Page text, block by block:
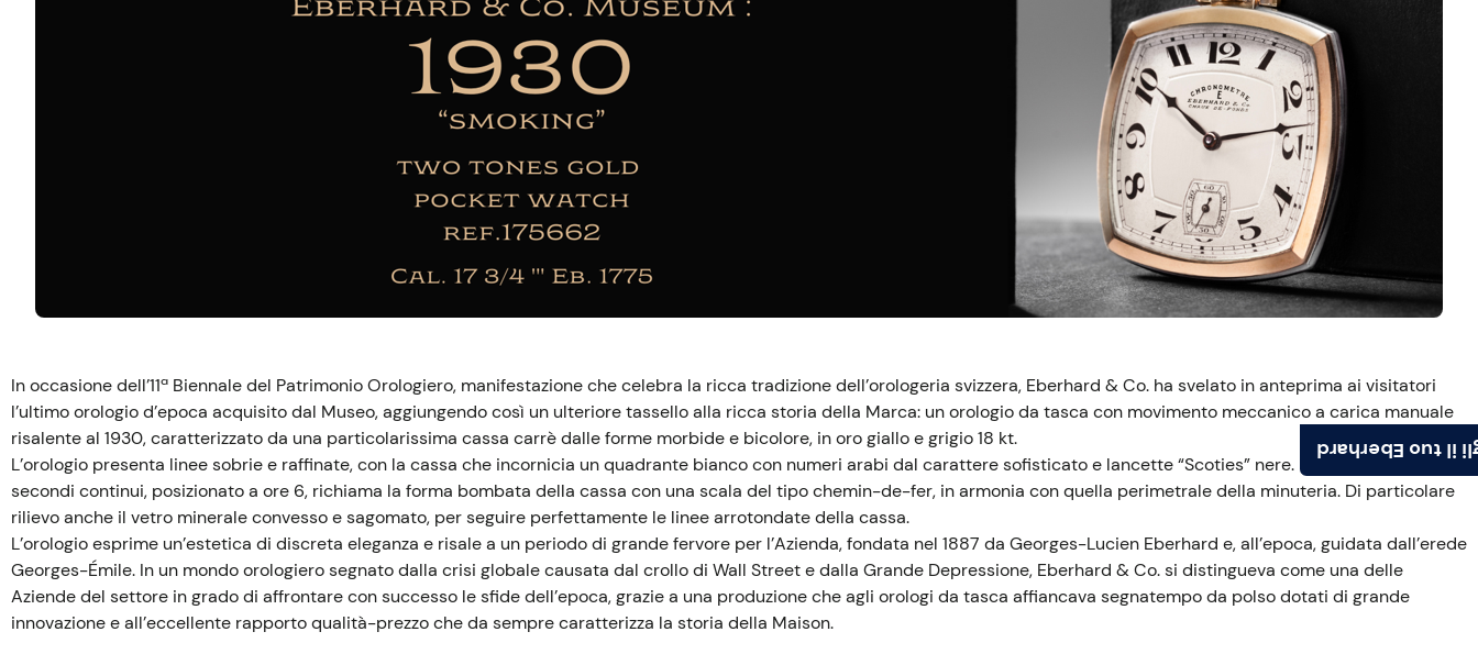
Scegli il tuo
In occasione dell’11ª Biennale del Patrimonio Orologiero, manifestazione che celebra la ricca tradizione dell’orologeria svizzera, Eberhard & Co. ha svelato in anteprima ai visitatori
l’ultimo orologio d’epoca acquisito dal Museo, aggiungendo così un ulteriore tassello alla ricca storia della Marca: un orologio da tasca con movimento meccanico a carica manuale
risalente al 1930, caratterizzato da una particolarissima cassa carrè dalle forme morbide e bicolore, in oro giallo e grigio 18 kt.
L’orologio presenta linee sobrie e raffinate, con la cassa che incornicia un quadrante bianco con numeri arabi dal carattere sofisticato e lancette “Scoties” nere. Il contatore dei
secondi continui, posizionato a ore 6, richiama la forma bombata della cassa con una scala del tipo chemin-de-fer, in armonia con quella perimetrale della minuteria. Di particolare
rilievo anche il vetro minerale convesso e sagomato, per seguire perfettamente le linee arrotondate della cassa.
L’orologio esprime un’estetica di discreta eleganza e risale a un periodo di grande fervore per l’Azienda, fondata nel 1887 da Georges-Lucien Eberhard e, all’epoca, guidata dall’erede
Georges-Émile. In un mondo orologiero segnato dalla crisi globale causata dal crollo di Wall Street e dalla Grande Depressione, Eberhard & Co. si distingueva come una delle
Aziende del settore in grado di affrontare con successo le sfide dell’epoca, grazie a una produzione che agli orologi da tasca affiancava segnatempo da polso dotati di grande
innovazione e all’eccellente rapporto qualità-prezzo che da sempre caratterizza la storia della Maison.